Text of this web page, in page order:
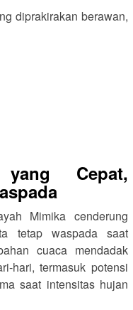
diprakirakan berawan,
yang Cepat,
Mimika cenderung
tetap waspada saat
cuaca mendadak
hari, termasuk potensi
saat intensitas hujan